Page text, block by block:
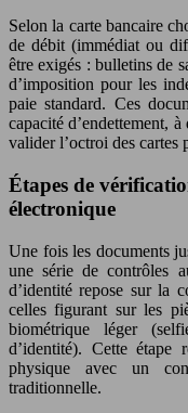
Selon la carte bancaire
de débit (immédiat ou
être exigés : bulletins de
d’imposition pour les
paie standard. Ces
capacité d’endettement,
valider l’octroi des
Étapes de
électronique
Une fois les documents
une série de contrôles
d’identité repose sur la
celles figurant sur les
biométrique léger
d’identité). Cette étape
physique avec un
traditionnelle.